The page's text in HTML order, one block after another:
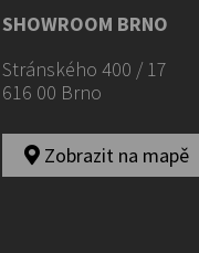
SHOWROOM BRNO
Stránského 400 / 17
616 00 Brno
Zobrazit na mapě